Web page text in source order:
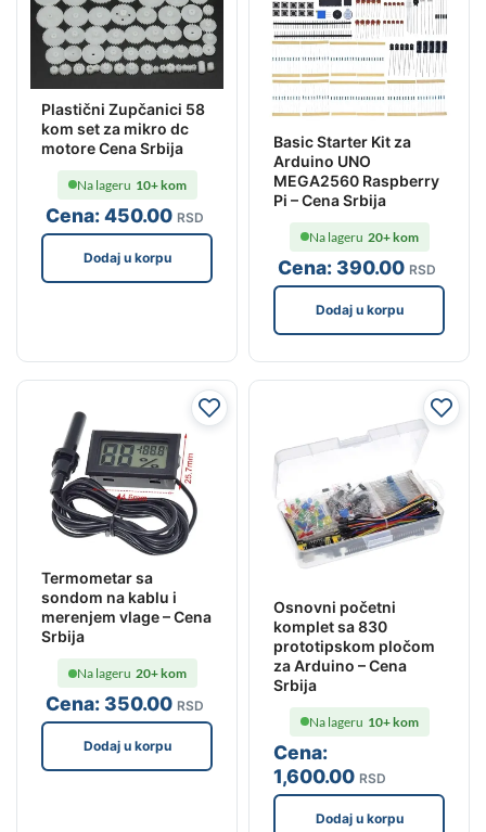
Plastični Zupčanici 58
kom set za mikro dc
motore Cena Srbija
Cena:450.00 RSD
Na lageru 10+ kom
Dodaj u korpu
Basic Starter Kit za
Arduino UNO
MEGA2560 Raspberry
Pi – Cena Srbija
Cena:390.00 RSD
Na lageru 20+ kom
Dodaj u korpu
Termometar sa
sondom na kablu i
merenjem vlage – Cena
Srbija
Cena:350.00 RSD
Na lageru 20+ kom
Dodaj u korpu
Osnovni početni
komplet sa 830
prototipskom pločom
za Arduino – Cena
Srbija
Cena:
1,600.00 RSD
Na lageru 10+ kom
Dodaj u korpu